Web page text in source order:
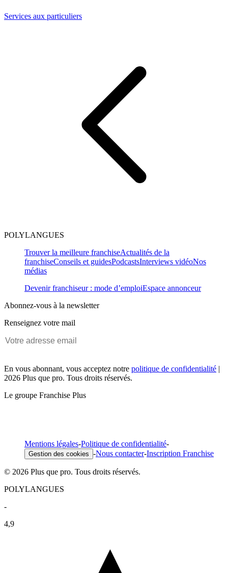
Services aux particuliers
POLYLANGUES
Trouver la meilleure franchiseActualités de la
franchiseConseils et guidesPodcastsInterviews vidéoNos
médias
Devenir franchiseur : mode d’emploiEspace annonceur
Abonnez-vous à la newsletter
Renseignez votre mail
En vous abonnant, vous acceptez notre politique de confidentialité |
2026 Plus que pro. Tous droits réservés.
Le groupe Franchise Plus
Mentions légales-Politique de confidentialité-
Gestion des cookies -Nous contacter-Inscription Franchise
© 2026 Plus que pro. Tous droits réservés.
POLYLANGUES
-
4,9